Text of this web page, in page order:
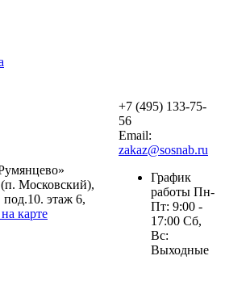
Московский),
под.10. этаж 6,
карте
+7 (495) 133-75-
56
Email:
zakaz@sosnab.ru
График
работы Пн-
Пт: 9:00 -
17:00 Сб,
Вс:
Выходные